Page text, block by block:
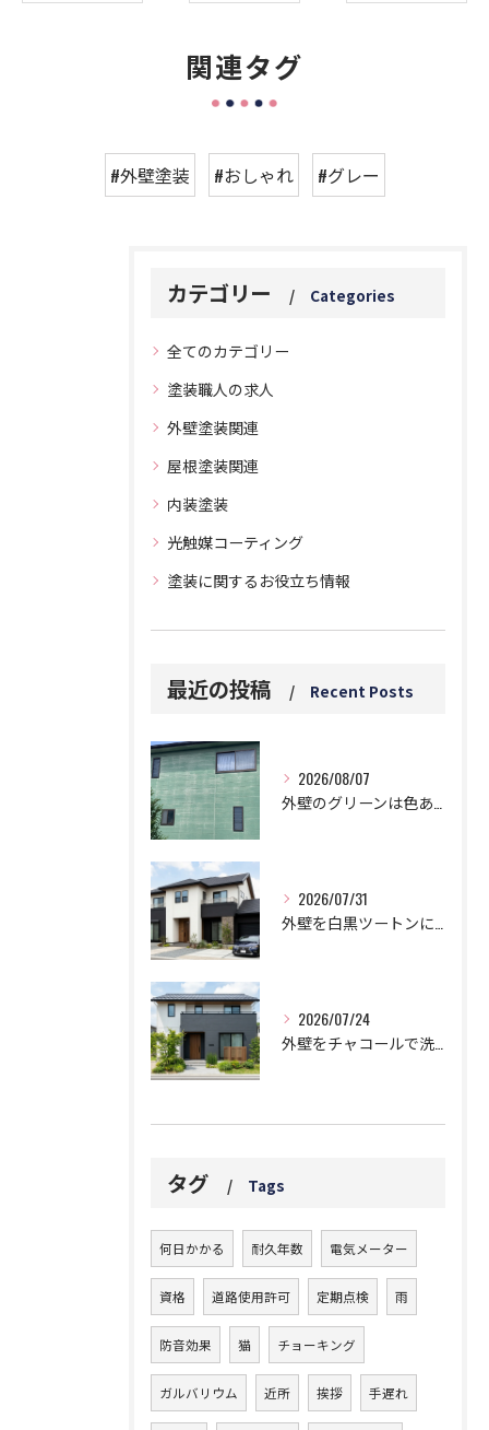
関連タグ
#外壁塗装 #おしゃれ #グレー
カテゴリー Categories
全てのカテゴリー
塗装職人の求人
外壁塗装関連
屋根塗装関連
内装塗装
光触媒コーティング
塗装に関するお役立ち情報
最近の投稿 Recent Posts
2026/08/07
外壁のグリーンは色あせと白い汚れに要注意！5つのデメリットとは？
2026/07/31
外壁を白黒ツートンにする黄金比！モダンに仕上げる鉄則！
2026/07/24
外壁をチャコールで洗練された邸宅に!劇的おしゃれなツートン鉄板コンビ
タグ Tags
何日かかる 耐久年数 電気メーター
資格 道路使用許可 定期点検 雨
防音効果 猫 チョーキング
ガルバリウム 近所 挨拶 手遅れ